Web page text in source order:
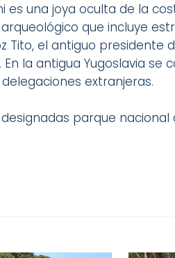
es una joya oculta de la
que incluye
Tito, el antiguo presidente
la antigua Yugoslavia
extranjeras.
designadas parque